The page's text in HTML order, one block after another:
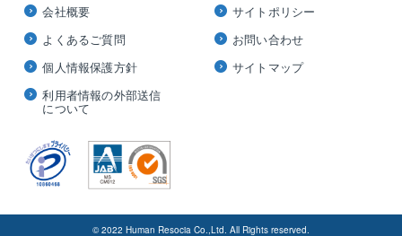
会社概要
よくあるご質問
個人情報保護方針
利用者情報の外部送信
について
サイトポリシー
お問い合わせ
サイトマップ
© 2022 Human Resocia Co.,Ltd. All Rights reserved.